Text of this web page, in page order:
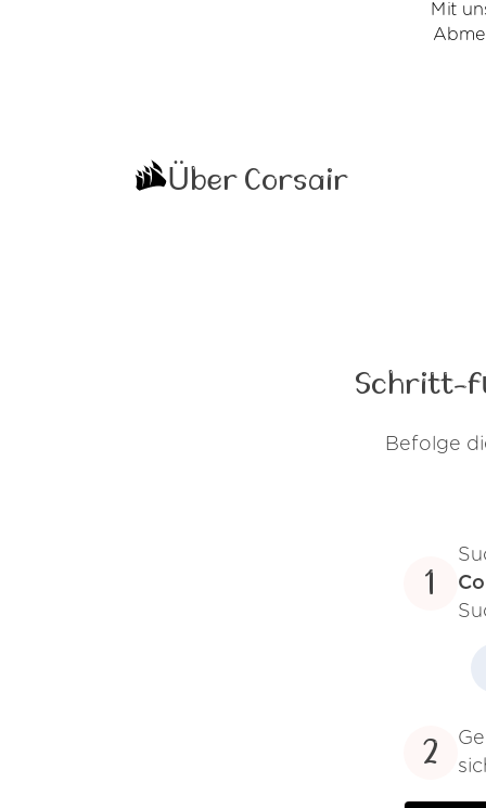
Mit
Über Corsair
Schritt-
Befolge
1
2